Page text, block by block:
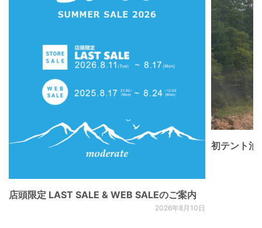
店頭限定 LAST SALE & WEB SALEのご案内
2026年8月10日
初テント